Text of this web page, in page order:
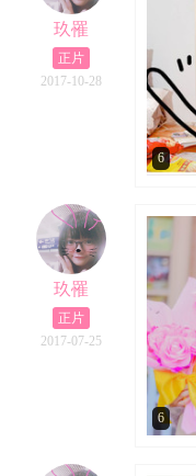
玖罹
正片
2017-10-28
6
玖罹
正片
2017-07-25
6